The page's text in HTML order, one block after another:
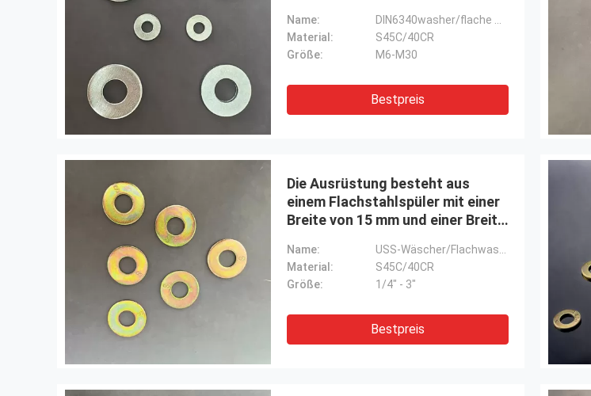
Name:
DIN6340washer/flache Waschmaschine
Material:
S45C/40CR
Größe:
M6-M30
Bestpreis
Die Ausrüstung besteht aus
einem Flachstahlspüler mit einer
Breite von 15 mm und einer Breite
Name:
USS-Wäscher/Flachwascher
Material:
S45C/40CR
Größe:
1/4" - 3"
Bestpreis